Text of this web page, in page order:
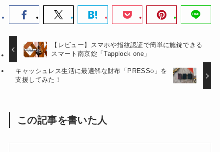
【レビュー】スマホや指紋認証で簡単に施錠できる
スマート南京錠「Tapplock one」
キャッシュレス生活に最適解な財布「PRESSo」を
支援してみた！
この記事を書いた人